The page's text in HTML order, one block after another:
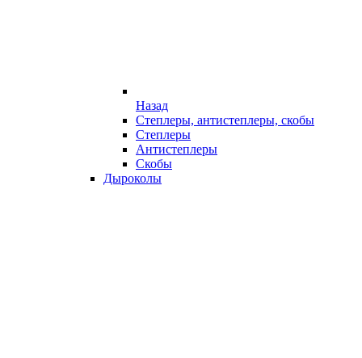
Назад
Степлеры, антистеплеры, скобы
Степлеры
Антистеплеры
Скобы
Дыроколы